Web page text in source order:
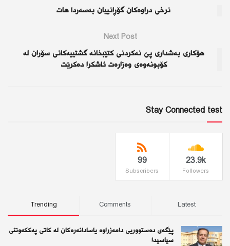
نرخی دراوەكان گۆڕانییان بەسەردا هات
Next Post
هۆكاری بەشداری پێ نەكردنی كتێبخانە گشتييه‌كانى سۆران لە
كۆبونەوەی وەزارەت ئاشكرا دەكرێت
Stay Connected test
23.9k
Followers
99
Subscribers
Trending Comments Latest
پێگەی دەستووریی دامەزراوە یاسادانەرەكان لە كاتی پەككەوتنی
سیاسیدا